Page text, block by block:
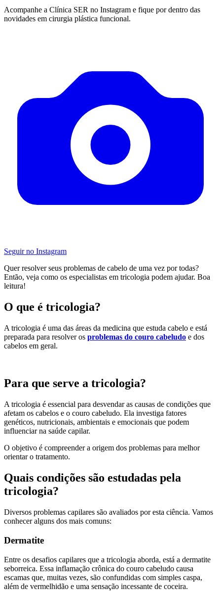
Acompanhe a Clínica SER no Instagram e fique por dentro das
novidades em cirurgia plástica funcional.
Seguir no Instagram
Quer resolver seus problemas de cabelo de uma vez por todas?
Então, veja como os especialistas em tricologia podem ajudar. Boa
leitura!
O que é tricologia?
A tricologia é uma das áreas da medicina que estuda cabelo e está
preparada para resolver os problemas do couro cabeludo e dos
cabelos em geral.
Para que serve a tricologia?
A tricologia é essencial para desvendar as causas de condições que
afetam os cabelos e o couro cabeludo. Ela investiga fatores
genéticos, nutricionais, ambientais e emocionais que podem
influenciar na saúde capilar.
O objetivo é compreender a origem dos problemas para melhor
orientar o tratamento.
Quais condições são estudadas pela
tricologia?
Diversos problemas capilares são avaliados por esta ciência. Vamos
conhecer alguns dos mais comuns:
Dermatite
Entre os desafios capilares que a tricologia aborda, está a dermatite
seborreica. Essa inflamação crônica do couro cabeludo causa
escamas que, muitas vezes, são confundidas com simples caspa,
além de vermelhidão e uma sensação incessante de coceira.